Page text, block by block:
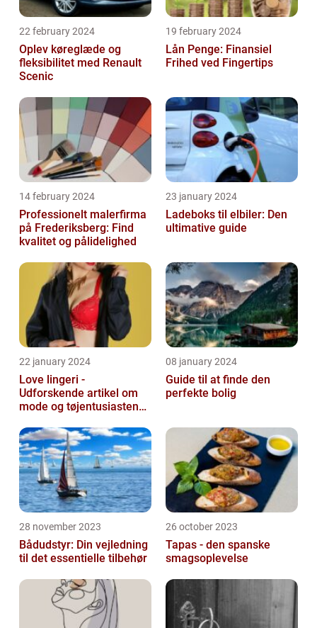
22 february 2024
Oplev køreglæde og
fleksibilitet med Renault
Scenic
19 february 2024
Lån Penge: Finansiel
Frihed ved Fingertips
14 february 2024
Professionelt malerfirma
på Frederiksberg: Find
kvalitet og pålidelighed
23 january 2024
Ladeboks til elbiler: Den
ultimative guide
22 january 2024
Love lingeri -
Udforskende artikel om
mode og tøjentusiastens
08 january 2024
Guide til at finde den
perfekte bolig
28 november 2023
Bådudstyr: Din vejledning
til det essentielle tilbehør
26 october 2023
Tapas - den spanske
smagsoplevelse